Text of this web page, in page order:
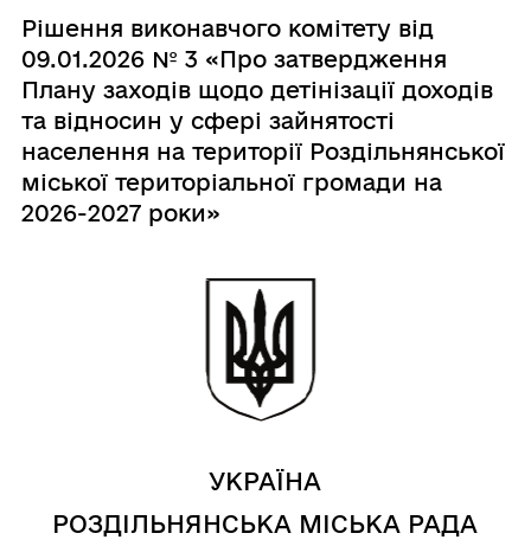
Рішення виконавчого комітету від
09.01.2026 № 3 «Про затвердження
Плану заходів щодо детінізації доходів
та відносин у сфері зайнятості
населення на території Роздільнянської
міської територіальної громади на
2026-2027 роки»
УКРАЇНА
РОЗДІЛЬНЯНСЬКА МІСЬКА РАДА